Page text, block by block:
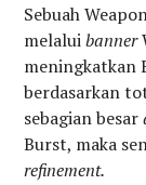
Sebuah
melaluibanner
meningkatkan
berdasarkan
sebagian besar
Burst, maka
refinement.